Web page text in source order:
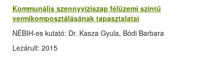
Kommunális szennyvíziszap félüzemi szintű
vermikomposztálásának tapasztalatai
NÉBIH-es kutató: Dr. Kasza Gyula, Bódi Barbara
Lezárult: 2015